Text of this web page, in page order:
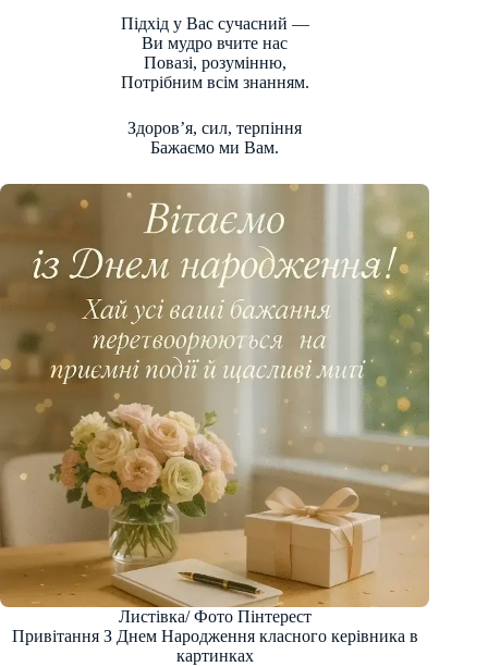
Підхід у Вас сучасний —
Ви мудро вчите нас
Повазі, розумінню,
Потрібним всім знанням.
Здоров’я, сил, терпіння
Бажаємо ми Вам.
Листівка/ Фото Пінтерест
Привітання З Днем Народження класного керівника в
картинках